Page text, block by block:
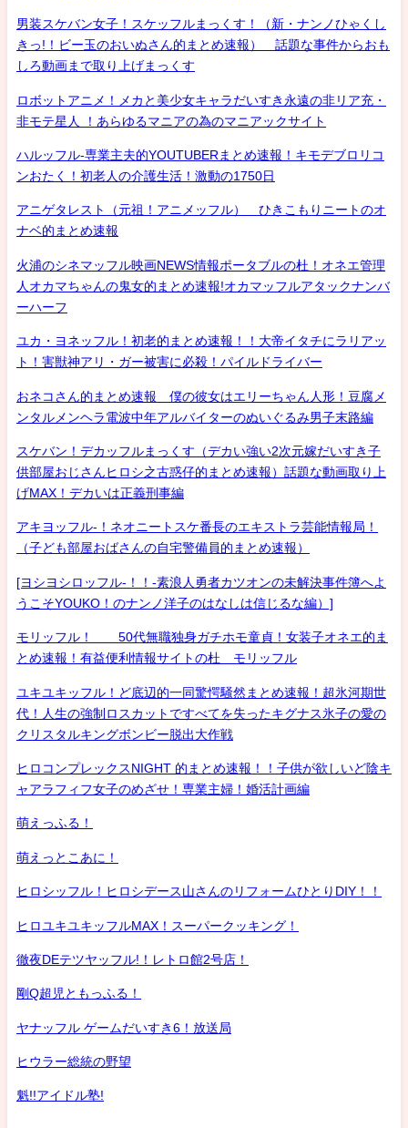
男装スケバン女子！スケッフルまっくす！（新・ナンノひゃくし
きっ!！ビー玉のおいぬさん的まとめ速報） 話題な事件からおも
しろ動画まで取り上げまっくす
ロボットアニメ！メカと美少女キャラだいすき永遠の非リア充・
非モテ星人 ！あらゆるマニアの為のマニアックサイト
ハルッフル-専業主夫的YOUTUBERまとめ速報！キモデブロリコ
ンおたく！初老人の介護生活！激動の1750日
アニゲタレスト（元祖！アニメッフル） ひきこもりニートのオ
ナベ的まとめ速報
火浦のシネマッフル映画NEWS情報ポータブルの杜！オネエ管理
人オカマちゃんの鬼女的まとめ速報!オカマッフルアタックナンバ
ーハーフ
ユカ・ヨネッフル！初老的まとめ速報！！大帝イタチにラリアッ
ト！害獣神アリ・ガー被害に必殺！パイルドライバー
おネコさん的まとめ速報 僕の彼女はエリーちゃん人形！豆腐メ
ンタルメンヘラ電波中年アルバイターのぬいぐるみ男子末路編
スケバン！デカッフルまっくす（デカい強い2次元嫁だいすき子
供部屋おじさんヒロシ之古惑仔的まとめ速報）話題な動画取り上
げMAX！デカいは正義刑事編
アキヨッフル-！ネオニートスケ番長のエキストラ芸能情報局！
（子ども部屋おばさんの自宅警備員的まとめ速報）
[ヨシヨシロッフル-！！-素浪人勇者カツオンの未解決事件簿へよ
うこそYOUKO！のナンノ洋子のはなしは信じるな編）]
モリッフル！ 50代無職独身ガチホモ童貞！女装子オネエ的ま
とめ速報！有益便利情報サイトの杜 モリッフル
ユキユキッフル！ど底辺的一同驚愕騒然まとめ速報！超氷河期世
代！人生の強制ロスカットですべてを失ったキグナス氷子の愛の
クリスタルキングボンビー脱出大作戦
ヒロコンプレックスNIGHT 的まとめ速報！！子供が欲しいど陰キ
ャアラフィフ女子のめざせ！専業主婦！婚活計画編
萌えっふる！
萌えっとこあに！
ヒロシッフル！ヒロシデース山さんのリフォームひとりDIY！！
ヒロユキユキッフルMAX！スーパークッキング！
徹夜DEテツヤッフル!！レトロ館2号店！
剛Q超児ともっふる！
ヤナッフル ゲームだいすき6！放送局
ヒウラー総統の野望
魁!!アイドル塾!